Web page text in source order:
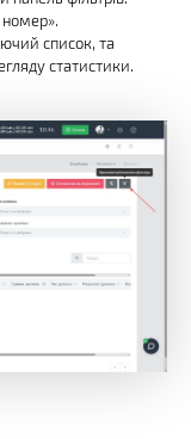
номер».
список, та
статистики.